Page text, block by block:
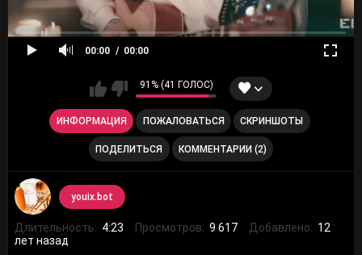
00:00 00:00
91% (41 ГОЛОС)
ИНФОРМАЦИЯ ПОЖАЛОВАТЬСЯ СКРИНШОТЫ
ПОДЕЛИТЬСЯ КОММЕНТАРИИ (2)
youix.bot
Длительность: 4:23 Просмотров: 9 617 Добавлено: 12
лет назад